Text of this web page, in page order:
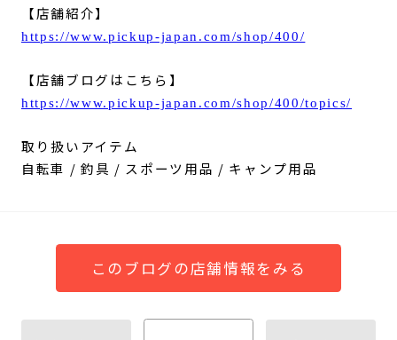
【店舗紹介】
https://www.pickup-japan.com/shop/400/
【店舗ブログはこちら】
https://www.pickup-japan.com/shop/400/topics/
取り扱いアイテム
自転車 / 釣具 / スポーツ用品 / キャンプ用品
このブログの店舗情報をみる